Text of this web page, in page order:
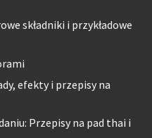
składniki i przykładowe
efekty i przepisy na
Przepisy na pad thai i